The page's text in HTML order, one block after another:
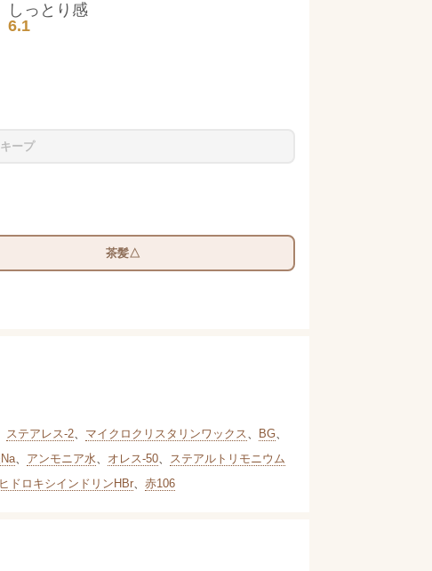
しっとり感
6.1
ープ
茶髪△
ステアレス-2、 マイクロクリスタリンワックス、 BG、
、 アンモニア水、 オレス-50、 ステアルトリモニウム
ドロキシインドリンHBr、 赤106